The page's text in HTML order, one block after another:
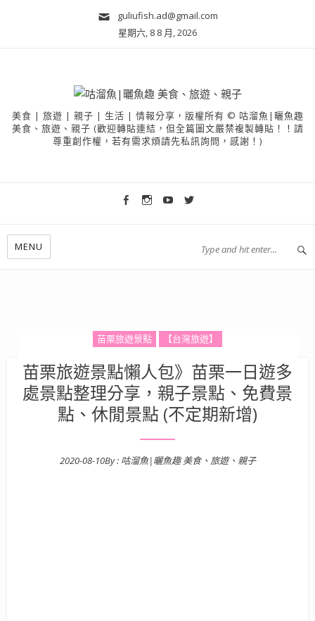
guliufish.ad@gmail.com
星期六, 8 8 月, 2026
美食 | 旅遊 | 親子 | 生活 | 情報分享，版權所有 © 咕溜魚|曬魚趣
美食、旅遊、親子 (歡迎轉貼連結，但全篇圖文嚴禁複製轉貼！！請
尊重創作權，若有需求煩請先私訊詢問，感謝！)
MENU
苗栗旅遊景點 【台灣旅遊】
苗栗旅遊景點懶人包》苗栗一日遊多
處景點整理分享，親子景點、免費景
點、休閒景點 (不定期新增)
Posted on
2020-08-10By : 咕溜魚|曬魚趣 美食、旅遊、親子